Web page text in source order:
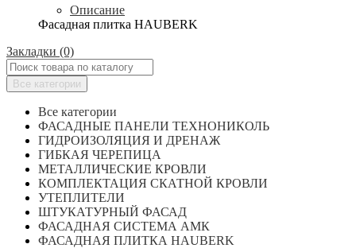
Описание
Фасадная плитка HAUBERK
Закладки (0)
Все категории
Все категории
ФАСАДНЫЕ ПАНЕЛИ ТЕХНОНИКОЛЬ
ГИДРОИЗОЛЯЦИЯ И ДРЕНАЖ
ГИБКАЯ ЧЕРЕПИЦА
МЕТАЛЛИЧЕСКИЕ КРОВЛИ
КОМПЛЕКТАЦИЯ СКАТНОЙ КРОВЛИ
УТЕПЛИТЕЛИ
ШТУКАТУРНЫЙ ФАСАД
ФАСАДНАЯ СИСТЕМА АМК
ФАСАДНАЯ ПЛИТКА HAUBERK